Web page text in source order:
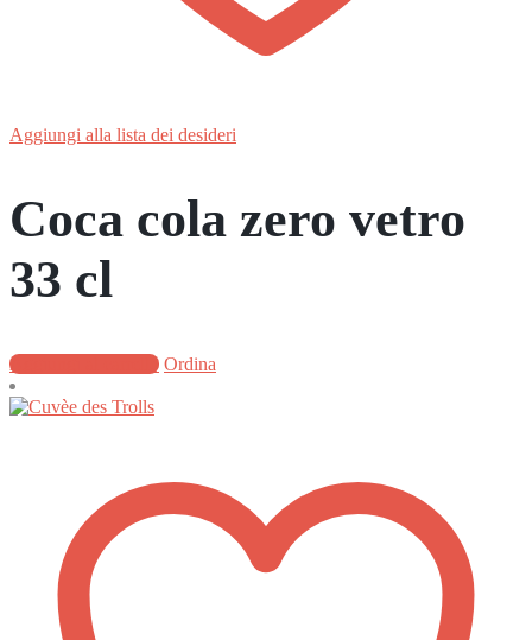
Aggiungi alla lista dei desideri
Coca cola zero vetro
33 cl
Aggiungi al carrello Ordina